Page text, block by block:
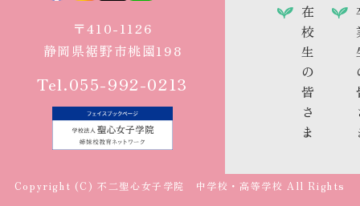
〒410-1126
静岡県裾野市桃園198
Tel.055-992-0213
在
校
生
の
皆
さ
ま
Copyright (C) 不二聖心女子学院 中学校・高等学校 All Rights